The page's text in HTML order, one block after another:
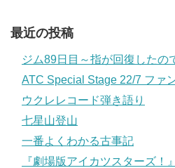
最近の投稿
ジム89日目～指が回復したの
ATC Special Stage 22/7 ファ
ウクレレコード弾き語り
七星山登山
一番よくわかる古事記
『劇場版アイカツスターズ！